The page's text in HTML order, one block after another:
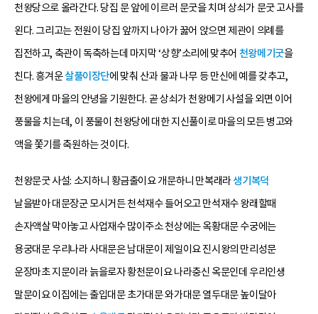
천왕당으로 올라간다. 당집 문 앞에 이르러 문굿을 치며 상쇠가 문굿 고사를
왼다. 그리고는 전원이 당집 앞까지 나아가 꿇어 앉으면 제관이 의례를
집전하고, 축관이 독축하는데 마지막 ‘상향’소리에 맞추어 천왕메기굿을
친다. 흥겨운살풀이장단에 맞춰 산과 물과 나무 등 만신에 예를 갖추고,
천왕에게 마을의 안녕을 기원한다. 곧 상쇠가 천왕메기 사설을 외면 이어
풍물을 치는데, 이 풍물이 천왕당에 대한 지신풀이로 마을의 모든 병고와
액을 쫓기를 축원하는 것이다.
천왕문굿 사설: 소지하니 황금출이요 개문하니 만복래라생기복덕
날을받아 대문장군 모시거든 천석재수 들어오고 만석재수 왕래할때
손자액살 막아놓고 사업재수 많이주소 천상에는 옥황대문 수궁에는
용궁대문 우리나라 사대문은 남대문이 제일이요 진시왕의 만리성문
운장마초 지문이라 늙을로자 황천문이요 나라충신 옥문인데 우리인생
말문이요 이집에는 출입대문 초가대문 와가대문 열두대문 높이달아